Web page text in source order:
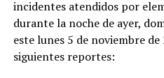
incidentes atendidos por
durante la noche de ayer,
este lunes 5 de noviembre
siguientes reportes: